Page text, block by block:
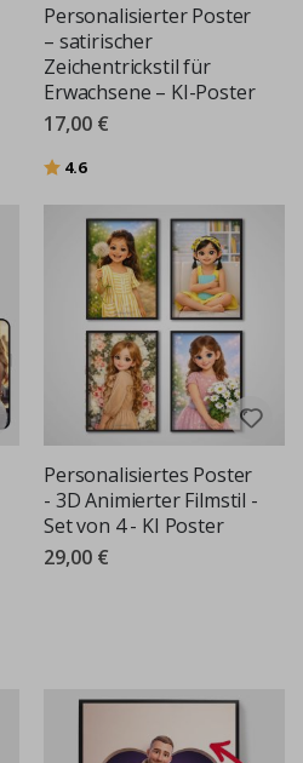
Personalisierter Poster
– satirischer
Zeichentrickstil für
Erwachsene – KI-Poster
17,00 €
Bewertung:
4.6von 5 Sternen
Personalisiertes Poster
- 3D Animierter Filmstil -
Set von 4 - KI Poster
29,00 €